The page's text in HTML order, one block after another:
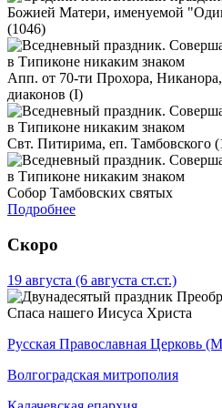
Божией Матери, именуемой
(1046)
Апп. от 70-ти Прохора,
диаконов (I)
Свт. Питирима, еп. Тамбовского
Собор Тамбовских святых
Подробнее
Скоро
19 августа (6 августа ст.ст.)
Спаса нашего Иисуса Христа
Русская Православная Церковь
Волгоградская митрополия